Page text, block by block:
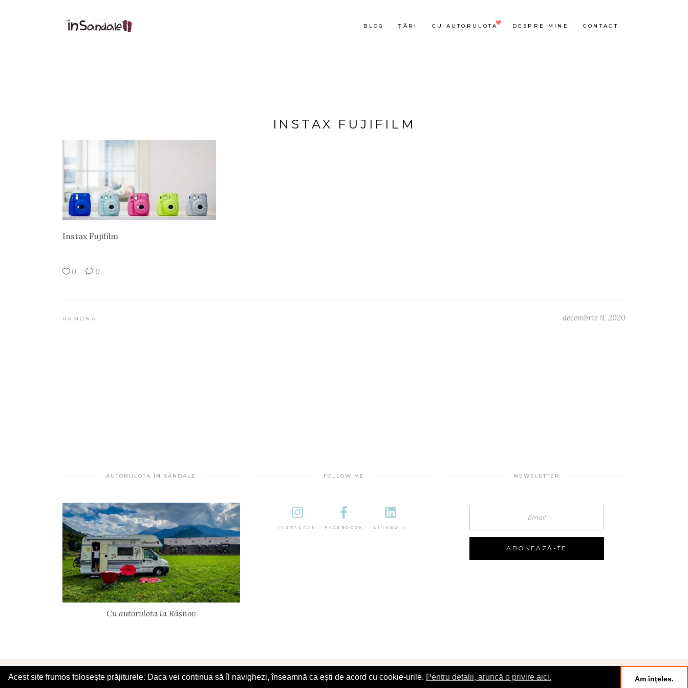
BLOG ȚĂRI CU AUTORULOTA DESPRE MINE CONTACT
INSTAX FUJIFILM
Instax Fujifilm
0 0
RAMONA decembrie 9, 2020
AUTORULOTA ÎN SANDALE
Cu autorulota la Râșnov
FOLLOW ME
INSTAGRAM FACEBOOOK LINKEDIN
NEWSLETTER
© 2025 În Sandale
Acest site frumos folosește prăjiturele. Daca vei continua să îl navighezi, înseamnă ca ești de acord cu cookie-urile. Pentru detalii, aruncă o privire aici. Am înțeles.